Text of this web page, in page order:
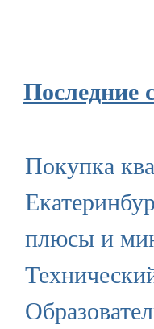
Последние
Покупка
плюсы и